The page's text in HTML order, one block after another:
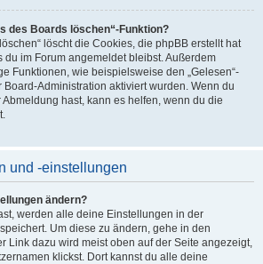
des Boards löschen“-Funktion?
löscht die Cookies, die phpBB erstellt hat
du im Forum angemeldet bleibst. Außerdem
Funktionen, wie beispielsweise den „Gelesen“-
Board-Administration aktiviert wurden. Wenn du
hast, kann es helfen, wenn du die
und -einstellungen
ändern?
werden alle deine Einstellungen in der
Um diese zu ändern, gehe in den
Link dazu wird meist oben auf der Seite angezeigt,
klickst. Dort kannst du alle deine